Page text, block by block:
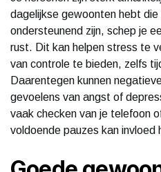
dagelijkse gewoonten hebt
ondersteunend zijn, schep je
rust. Dit kan helpen stress te
van controle te bieden, zelfs
Daarentegen kunnen
gevoelens van angst of
vaak checken van je telefoon
voldoende pauzes kan invloed